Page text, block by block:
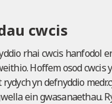
cwcis
rhai cwcis hanfodol
Hoffem osod cwcis
yn defnyddio
ein gwasanaethau.